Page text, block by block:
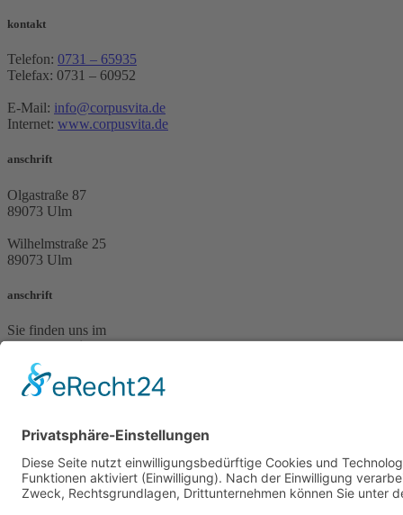
kontakt
Telefon: 0731 – 65935
Telefax: 0731 – 60952
E-Mail: info@corpusvita.de
Internet: www.corpusvita.de
anschrift
Olgastraße 87
89073 Ulm
Wilhelmstraße 25
89073 Ulm
anschrift
Sie finden uns im
Ulmer Praxiszentrum
Olgastrasse 87
89073 Ulm
Telefon: 0731 – 65935
Telefax: 0731 – 60952
E-Mail: info@corpusvita.de